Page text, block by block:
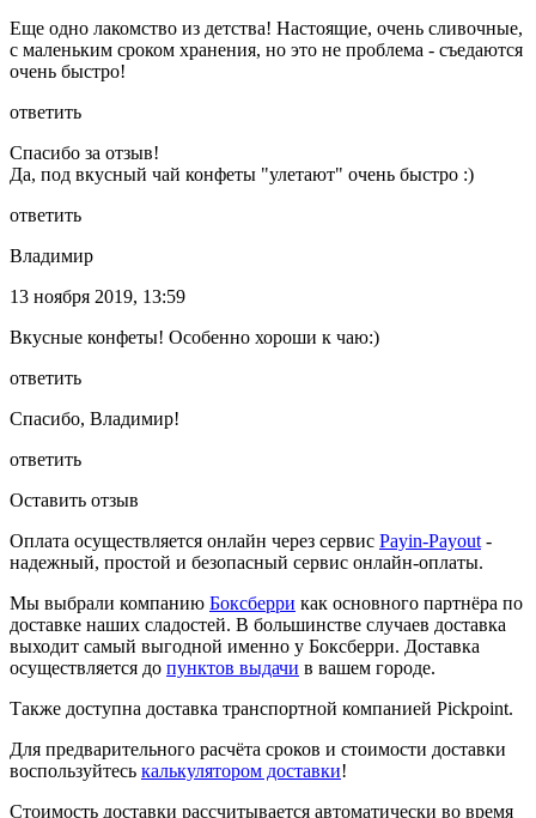
Еще одно лакомство из детства! Настоящие, очень сливочные,
с маленьким сроком хранения, но это не проблема - съедаются
очень быстро!
ответить
Спасибо за отзыв!
Да, под вкусный чай конфеты "улетают" очень быстро :)
ответить
Владимир
13 ноября 2019, 13:59
Вкусные конфеты! Особенно хороши к чаю:)
ответить
Спасибо, Владимир!
ответить
Оставить отзыв
Оплата осуществляется онлайн через сервис Payin-Payout -
надежный, простой и безопасный сервис онлайн-оплаты.
Мы выбрали компанию Боксберри как основного партнёра по
доставке наших сладостей. В большинстве случаев доставка
выходит самый выгодной именно у Боксберри. Доставка
осуществляется до пунктов выдачи в вашем городе.
Также доступна доставка транспортной компанией Pickpoint.
Для предварительного расчёта сроков и стоимости доставки
воспользуйтесь калькулятором доставки!
Стоимость доставки рассчитывается автоматически во время